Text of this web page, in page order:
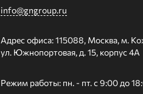
info@gngroup.ru
Адрес офиса: 115088, Москва, м.
ул. Южнопортовая, д. 15, корпус 4А
Режим работы: пн. - пт. с 9:00 до